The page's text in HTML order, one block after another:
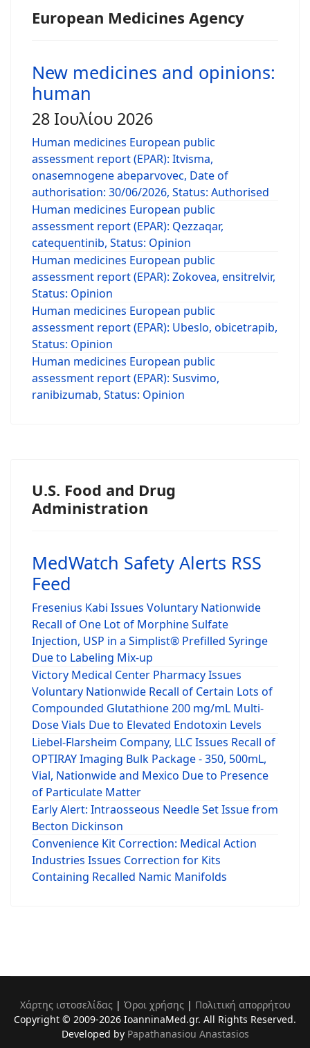
European Medicines Agency
New medicines and opinions:
human
28 Ιουλίου 2026
Human medicines European public
assessment report (EPAR): Itvisma,
onasemnogene abeparvovec, Date of
authorisation: 30/06/2026, Status: Authorised
Human medicines European public
assessment report (EPAR): Qezzaqar,
catequentinib, Status: Opinion
Human medicines European public
assessment report (EPAR): Zokovea, ensitrelvir,
Status: Opinion
Human medicines European public
assessment report (EPAR): Ubeslo, obicetrapib,
Status: Opinion
Human medicines European public
assessment report (EPAR): Susvimo,
ranibizumab, Status: Opinion
U.S. Food and Drug
Administration
MedWatch Safety Alerts RSS
Feed
Fresenius Kabi Issues Voluntary Nationwide
Recall of One Lot of Morphine Sulfate
Injection, USP in a Simplist® Prefilled Syringe
Due to Labeling Mix-up
Victory Medical Center Pharmacy Issues
Voluntary Nationwide Recall of Certain Lots of
Compounded Glutathione 200 mg/mL Multi-
Dose Vials Due to Elevated Endotoxin Levels
Liebel-Flarsheim Company, LLC Issues Recall of
OPTIRAY Imaging Bulk Package - 350, 500mL,
Vial, Nationwide and Mexico Due to Presence
of Particulate Matter
Early Alert: Intraosseous Needle Set Issue from
Becton Dickinson
Convenience Kit Correction: Medical Action
Industries Issues Correction for Kits
Containing Recalled Namic Manifolds
Χάρτης ιστοσελίδας| Όροι χρήσης| Πολιτική απορρήτου
Copyright © 2009-2026 IoanninaMed.gr. All Rights Reserved.
Developed by Papathanasiou Anastasios